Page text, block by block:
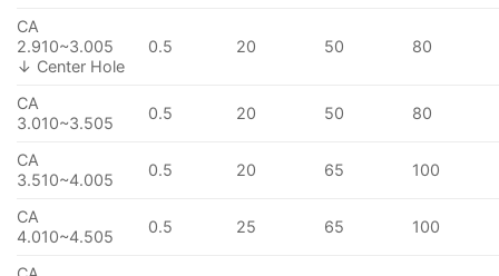
CA
2.910~3.005
↓ Center Hole
0.5 20 50 80
CA
3.010~3.505
0.5 20 50 80
CA
3.510~4.005
0.5 20 65 100
CA
4.010~4.505
0.5 25 65 100